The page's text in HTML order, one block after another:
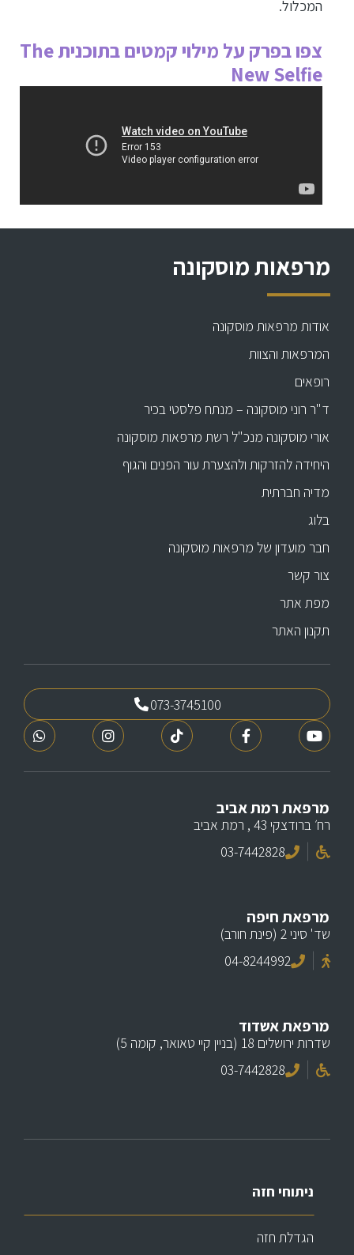
המכלול.
צפו בפרק על מילוי קמטים בתוכנית The
New Selfie
מרפאות מוסקונה
אודות מרפאות מוסקונה
המרפאות והצוות
רופאים
ד"ר רוני מוסקונה – מנתח פלסטי בכיר
אורי מוסקונה מנכ"ל רשת מרפאות מוסקונה
היחידה להזרקות ולהצערת עור הפנים והגוף
מדיה חברתית
בלוג
חבר מועדון של מרפאות מוסקונה
צור קשר
מפת אתר
תקנון האתר
073-3745100
מרפאת רמת אביב
רח׳ ברודצקי 43 , רמת אביב
03-7442828
מרפאת חיפה
שד' סיני 2 (פינת חורב)
04-8244992
מרפאת אשדוד
שדרות ירושלים 18 (בניין קיי טאואר, קומה 5)
03-7442828
ניתוחי חזה
הגדלת חזה